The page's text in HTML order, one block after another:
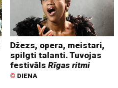
Džezs, opera, meistari,
spilgti talanti. Tuvojas
festivālsRīgas ritmi
© DIENA